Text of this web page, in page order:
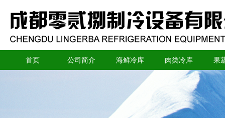
首页 公司简介 海鲜冷库 肉类冷库 果